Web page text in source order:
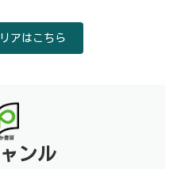
アはこちら
ンル